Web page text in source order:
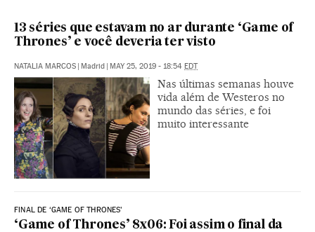
13 séries que estavam no ar durante ‘Game of
Thrones’ e você deveria ter visto
NATALIA MARCOS | Madrid | MAY 25, 2019 - 18:54 EDT
Nas últimas semanas houve
vida além de Westeros no
mundo das séries, e foi
muito interessante
FINAL DE ‘GAME OF THRONES’
‘Game of Thrones’ 8x06: Foi assim o final da